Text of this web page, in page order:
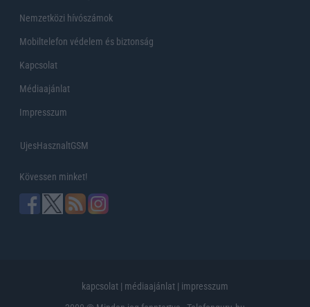
Nemzetközi hívószámok
Mobiltelefon védelem és biztonság
Kapcsolat
Médiaajánlat
Impresszum
UjesHasznaltGSM
Kövessen minket!
kapcsolat | médiaajánlat | impresszum